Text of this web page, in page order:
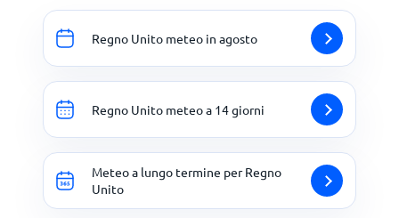
Regno Unito meteo in agosto
Regno Unito meteo a 14 giorni
Meteo a lungo termine per Regno
Unito